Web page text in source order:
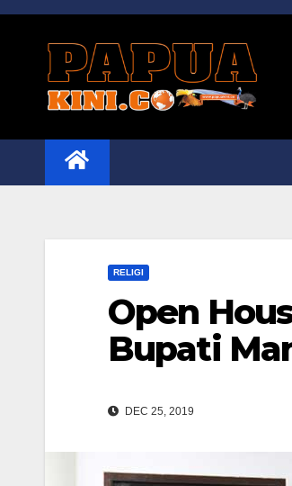
Skip
RELIGI
Open
Bupati
DEC 25, 2019